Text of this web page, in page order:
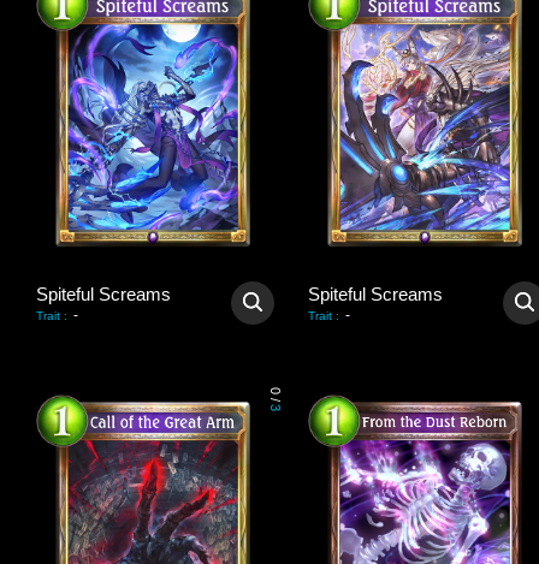
Spiteful Screams
Trait : -
Spiteful Screams
Trait : -
0
/
3